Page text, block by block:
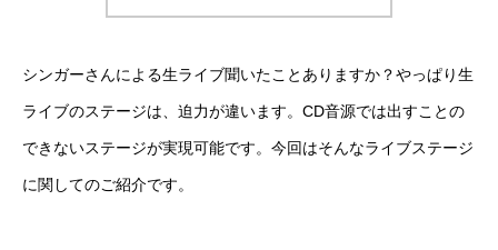
シンガーさんによる生ライブ聞いたことありますか？やっぱり生
ライブのステージは、迫力が違います。CD音源では出すことの
できないステージが実現可能です。今回はそんなライブステージ
に関してのご紹介です。